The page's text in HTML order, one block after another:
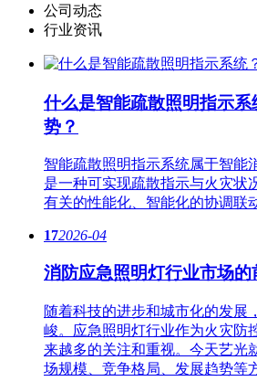
公司动态
行业资讯
什么是智能疏散​照明指示
势？
智能疏散​照明指示系统属于智能
是一种可实现疏散指示与火灾状
有关的性能化、智能化的协调联
172026-04
消防应急照明灯行业市场的
随着科技的进步和城市化的发展
峻。应急​照明灯行业作为火灾防
来越多的关注和重视。今天艺光
场规模、竞争格局、发展趋势等